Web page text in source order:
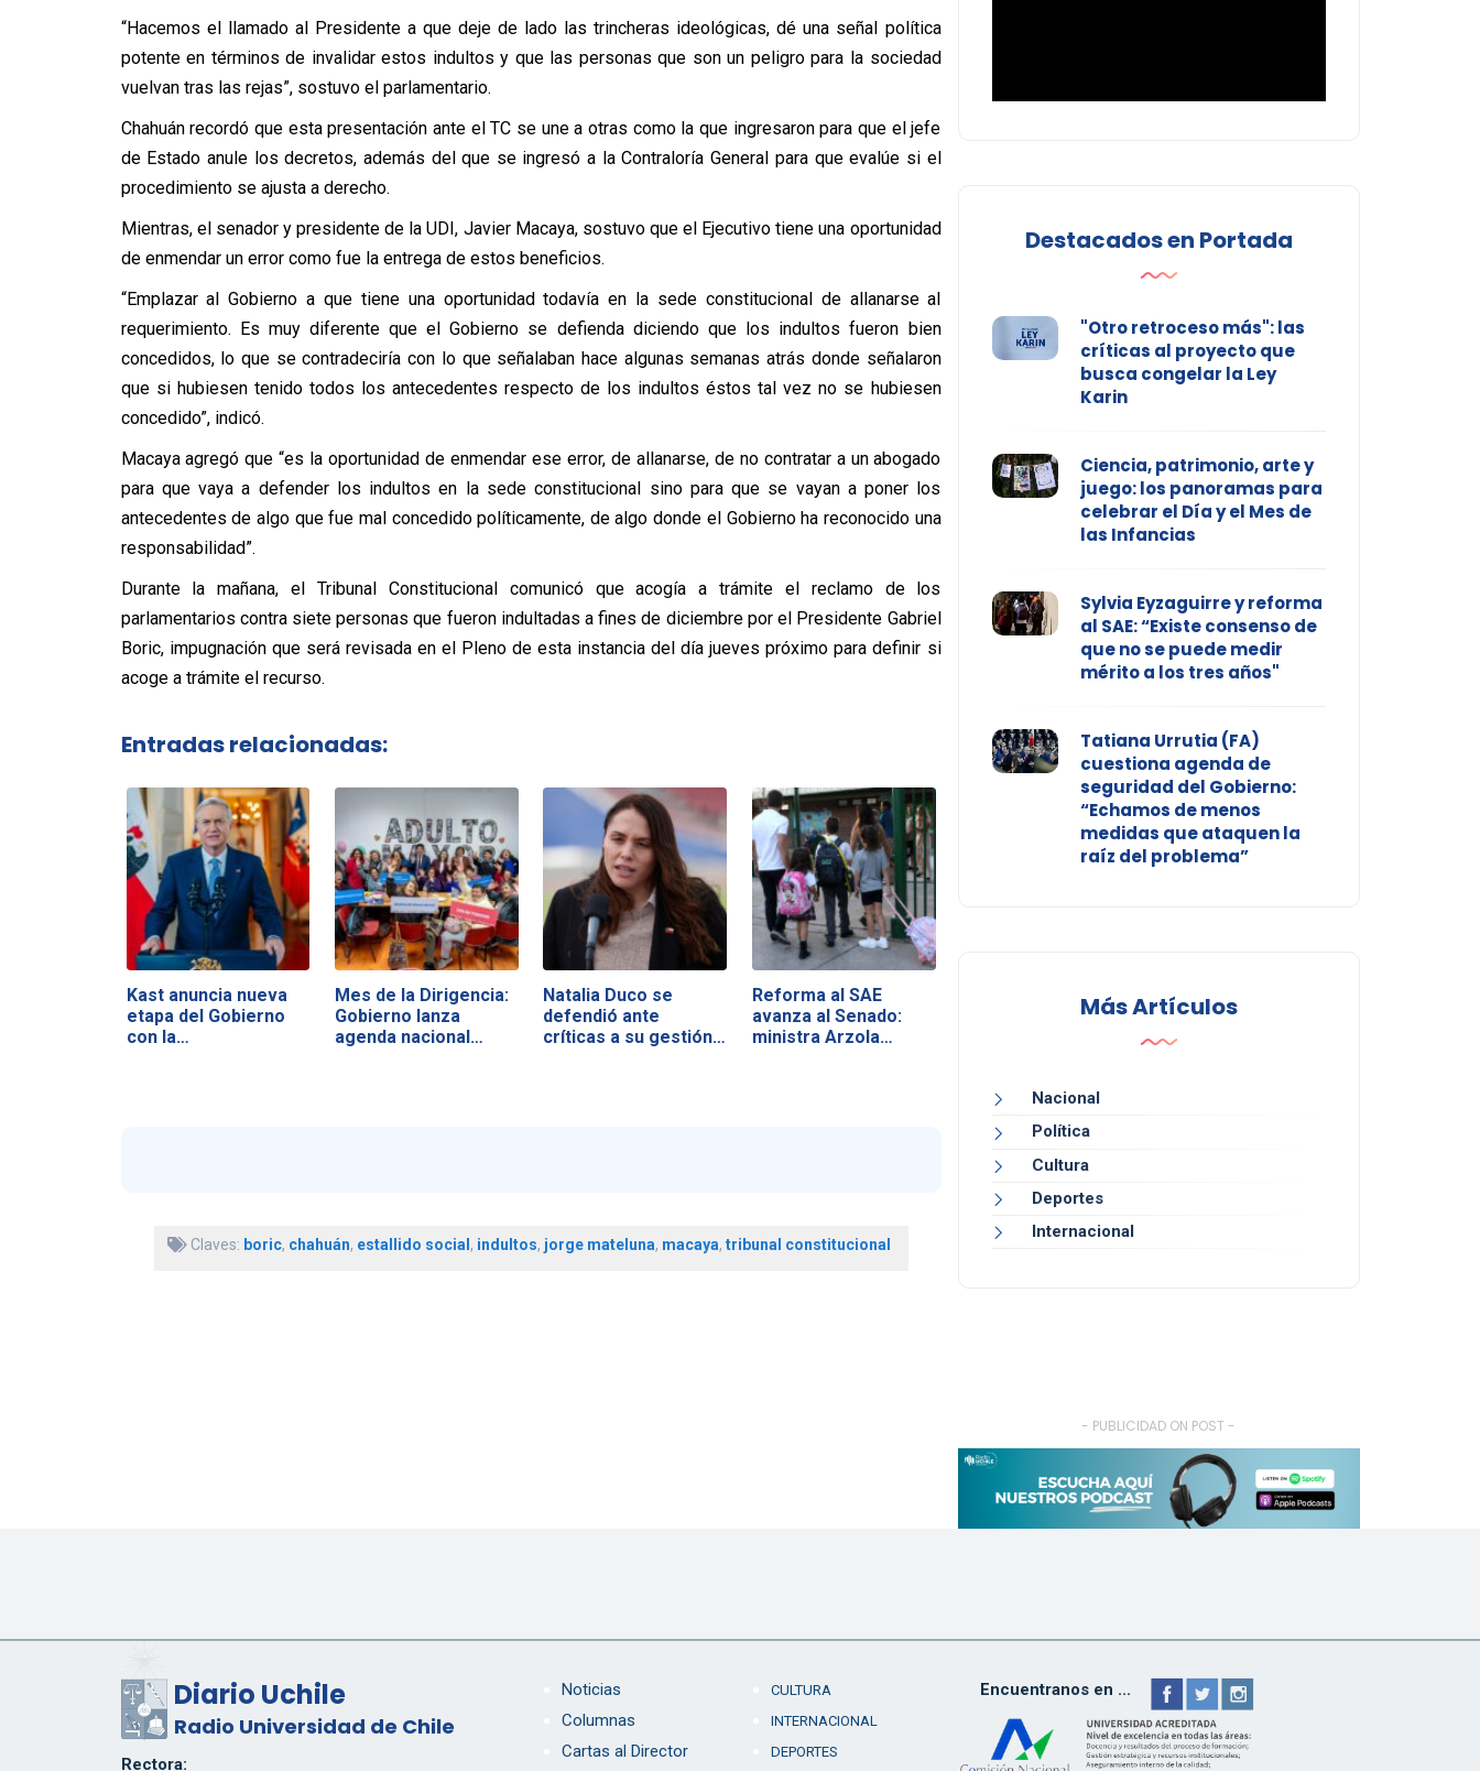
“Hacemos el llamado al Presidente a que deje de lado las trincheras ideológicas, dé una señal política
potente en términos de invalidar estos indultos y que las personas que son un peligro para la sociedad
vuelvan tras las rejas”, sostuvo el parlamentario.
Chahuán recordó que esta presentación ante el TC se une a otras como la que ingresaron para que el jefe
de Estado anule los decretos, además del que se ingresó a la Contraloría General para que evalúe si el
procedimiento se ajusta a derecho.
Mientras, el senador y presidente de la UDI, Javier Macaya, sostuvo que el Ejecutivo tiene una oportunidad
de enmendar un error como fue la entrega de estos beneficios.
“Emplazar al Gobierno a que tiene una oportunidad todavía en la sede constitucional de allanarse al
requerimiento. Es muy diferente que el Gobierno se defienda diciendo que los indultos fueron bien
concedidos, lo que se contradeciría con lo que señalaban hace algunas semanas atrás donde señalaron
que si hubiesen tenido todos los antecedentes respecto de los indultos éstos tal vez no se hubiesen
concedido”, indicó.
Macaya agregó que “es la oportunidad de enmendar ese error, de allanarse, de no contratar a un abogado
para que vaya a defender los indultos en la sede constitucional sino para que se vayan a poner los
antecedentes de algo que fue mal concedido políticamente, de algo donde el Gobierno ha reconocido una
responsabilidad”.
Durante la mañana, el Tribunal Constitucional comunicó que acogía a trámite el reclamo de los
parlamentarios contra siete personas que fueron indultadas a fines de diciembre por el Presidente Gabriel
Boric, impugnación que será revisada en el Pleno de esta instancia del día jueves próximo para definir si
acoge a trámite el recurso.
Entradas relacionadas:
Kast anuncia nueva
etapa del Gobierno
con la…
Mes de la Dirigencia:
Gobierno lanza
agenda nacional…
Natalia Duco se
defendió ante
críticas a su gestión…
Reforma al SAE
avanza al Senado:
ministra Arzola…
Claves: boric, chahuán, estallido social , indultos, jorge mateluna, macaya, tribunal constitucional
Destacados en Portada
"Otro retroceso más": las
críticas al proyecto que
busca congelar la Ley
Karin
Ciencia, patrimonio, arte y
juego: los panoramas para
celebrar el Día y el Mes de
las Infancias
Sylvia Eyzaguirre y reforma
al SAE: “Existe consenso de
que no se puede medir
mérito a los tres años"
Tatiana Urrutia (FA)
cuestiona agenda de
seguridad del Gobierno:
“Echamos de menos
medidas que ataquen la
raíz del problema”
Más Artículos
Nacional
Política
Cultura
Deportes
Internacional
- PUBLICIDAD ON POST -
Diario Uchile
Radio Universidad de Chile
Rectora:
Noticias
Columnas
Cartas al Director
CULTURA
INTERNACIONAL
DEPORTES
Encuentranos en ...